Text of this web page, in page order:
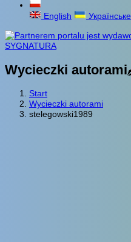
English Українське
Wycieczki autorami
Start
Wycieczki autorami
stelegowski1989